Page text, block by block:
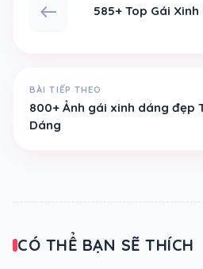
585+ Top Gái
west
BÀI TIẾP THEO
800+ Ảnh gái xinh dáng đẹp
Dáng
CÓ THỂ BẠN SẼ THÍCH